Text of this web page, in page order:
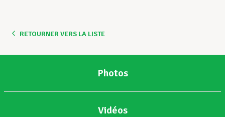
RETOURNER VERS LA LISTE
Photos
Vidéos